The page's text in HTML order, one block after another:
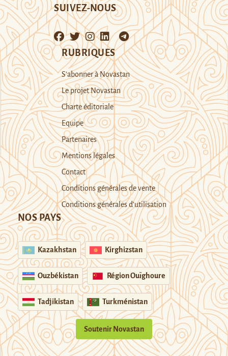
SUIVEZ-NOUS
RUBRIQUES
S’abonner à Novastan
Le projet Novastan
Charte éditoriale
Equipe
Partenaires
Mentions légales
Contact
Conditions générales de vente
Conditions générales d’utilisation
NOS PAYS
Kazakhstan Kirghizstan
Ouzbékistan Région Ouïghoure
Tadjikistan Turkménistan
Soutenir Novastan